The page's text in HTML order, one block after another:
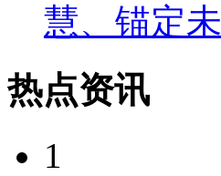
慧、锚定
热点资讯
1